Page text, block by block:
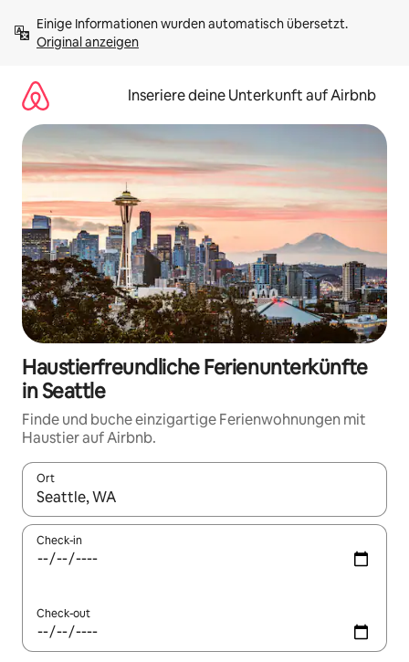
Inhalten
springenOriginal anzeigen
Inseriere deine Unterkunft auf Airbnb
Haustierfreundliche Ferienunterkünfte
in Seattle
Finde und buche einzigartige Ferienwohnungen mit
Haustier auf Airbnb.
Ort
Wenn Ergebnisse verfügbar sind, navigiere mit den
Check-in
Check-out